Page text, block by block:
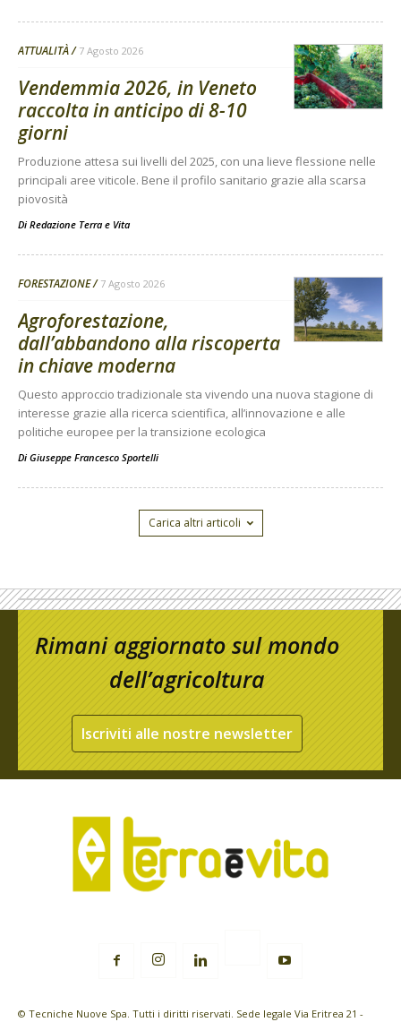
ATTUALITÀ 7 Agosto 2026
Vendemmia 2026, in Veneto
raccolta in anticipo di 8-10
giorni
Produzione attesa sui livelli del 2025, con una lieve flessione nelle
principali aree viticole. Bene il profilo sanitario grazie alla scarsa
piovosità
Di Redazione Terra e Vita
FORESTAZIONE 7 Agosto 2026
Agroforestazione,
dall’abbandono alla riscoperta
in chiave moderna
Questo approccio tradizionale sta vivendo una nuova stagione di
interesse grazie alla ricerca scientifica, all’innovazione e alle
politiche europee per la transizione ecologica
Di Giuseppe Francesco Sportelli
Carica altri articoli
Rimani aggiornato sul mondo
dell’agricoltura
Iscriviti alle nostre newsletter
© Tecniche Nuove Spa. Tutti i diritti riservati. Sede legale Via Eritrea 21 -